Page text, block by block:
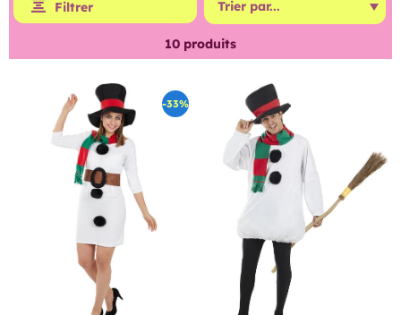
Filtrer
10 produits
-33%